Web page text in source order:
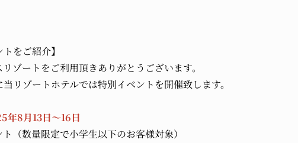
をご紹介】
ゾートをご利用頂きありがとうございます。
リゾートホテルでは特別イベントを開催致します。
年8月13日～16日
（数量限定で小学生以下のお客様対象）